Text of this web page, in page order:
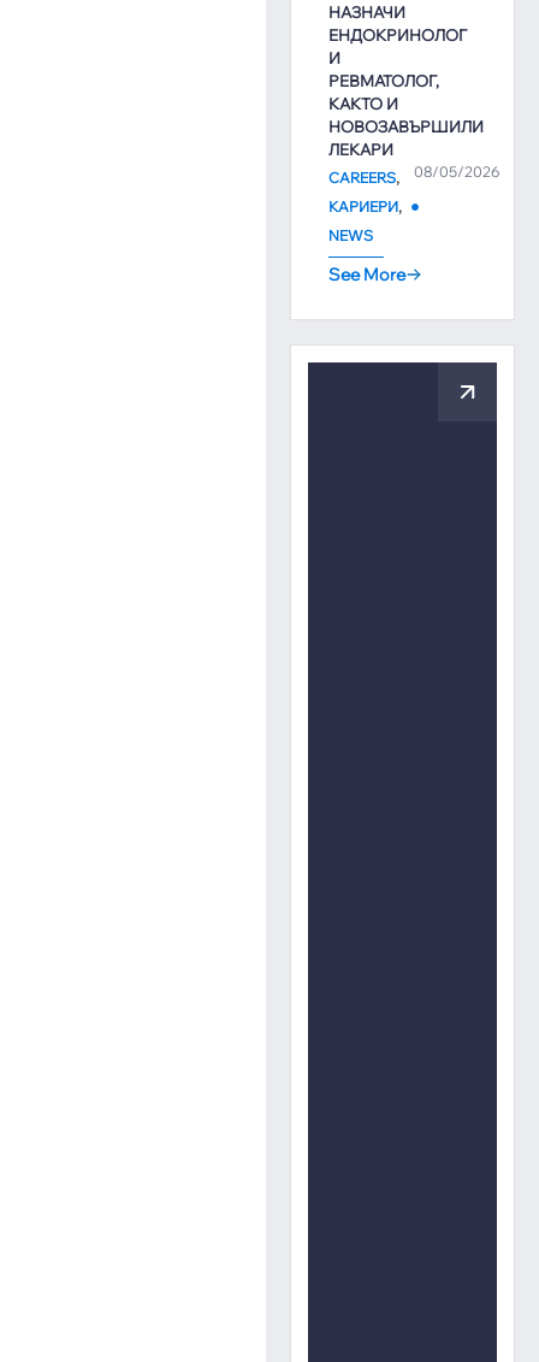
НАЗНАЧИ
ЕНДОКРИНОЛОГ
И
РЕВМАТОЛОГ,
КАКТО И
НОВОЗАВЪРШИЛИ
ЛЕКАРИ
08/05/2026
CAREERS,
КАРИЕРИ,
NEWS
See More